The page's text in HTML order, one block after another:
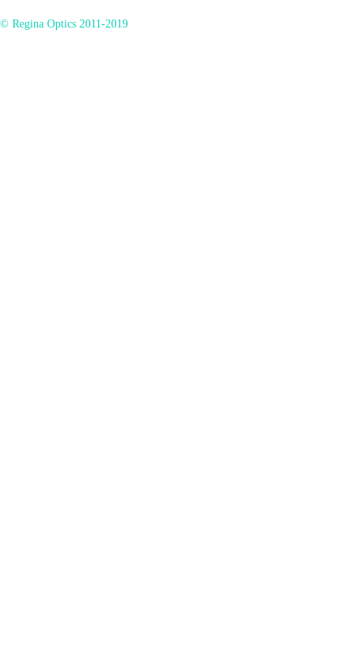
© Regina Optics 2011-2019